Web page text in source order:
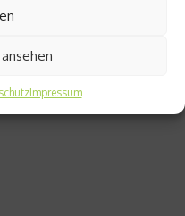
Impressum
wie oft ist eigentlich normal?